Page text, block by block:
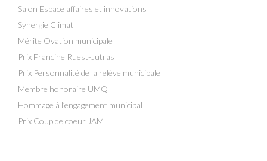
Salon Espace affaires et innovations
Synergie Climat
Mérite Ovation municipale
Prix Francine Ruest-Jutras
Prix Personnalité de la relève municipale
Membre honoraire UMQ
Hommage à l’engagement municipal
Prix Coup de coeur JAM